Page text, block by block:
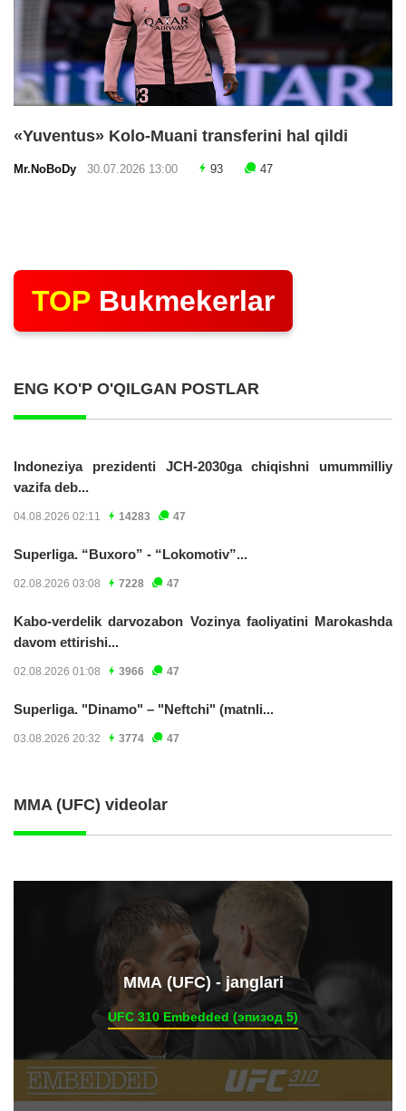
«Yuventus» Kolo-Muani transferini hal qildi
Mr.NoBoDy 30.07.2026 13:00 93 47
TOP Bukmekerlar
ENG KO'P O'QILGAN POSTLAR
Indoneziya prezidenti JCH-2030ga chiqishni umummilliy
vazifa deb...
04.08.2026 02:11 14283 47
Superliga. “Buxoro” - “Lokomotiv”...
02.08.2026 03:08 7228 47
Kabo-verdelik darvozabon Vozinya faoliyatini Marokashda
davom ettirishi...
02.08.2026 01:08 3966 47
Superliga. "Dinamo" – "Neftchi" (matnli...
03.08.2026 20:32 3774 47
MMA (UFC) videolar
ММА (UFC) - janglari
UFC 310 Embedded (эпизод 5)